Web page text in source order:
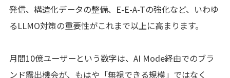
発信、構造化データの整備、E-E-A-Tの強化など、いわゆ
るLLMO対策の重要性がこれまで以上に高まります。
月間10億ユーザーという数字は、AI Mode経由でのブラ
ンド露出機会が、もはや「無視できる規模」ではなく